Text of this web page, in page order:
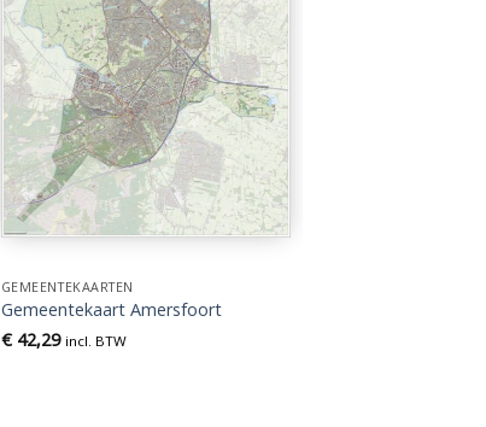
GEMEENTEKAARTEN
Gemeentekaart Amersfoort
€42,29 incl. BTW